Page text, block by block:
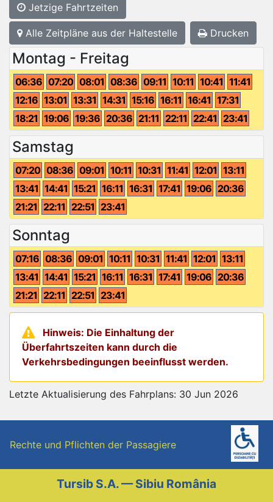
Jetzige Fahrtzeiten
Alle Zeitpläne aus der Haltestelle Drucken
Montag - Freitag
06:36 07:20 08:01 08:36 09:11 10:11 10:41 11:41
12:16 13:01 13:31 14:31 15:16 16:11 16:41 17:31
18:21 19:06 19:36 20:36 21:11 22:11 22:41 23:41
Samstag
07:20 08:36 09:01 10:11 10:31 11:41 12:01 13:11
13:41 14:41 15:21 16:11 16:31 17:41 19:06 20:36
21:21 22:11 22:51 23:41
Sonntag
07:16 08:36 09:01 10:11 10:31 11:41 12:01 13:11
13:41 14:41 15:21 16:11 16:31 17:41 19:06 20:36
21:21 22:11 22:51 23:41
Hinweis: Die Einhaltung der
Überfahrtszeiten kann durch die
Verkehrsbedingungen beeinflusst werden.
Letzte Aktualisierung des Fahrplans: 30 Jun 2026
Rechte und Pflichten der Passagiere
Tursib S.A. — Sibiu România